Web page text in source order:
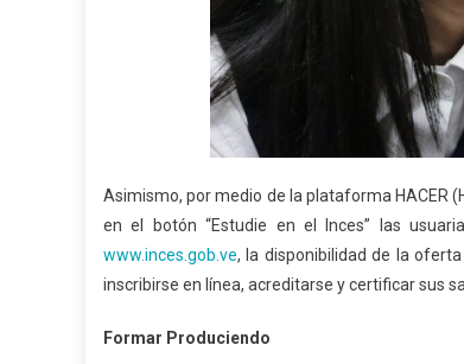
Asimismo, por medio de la plataforma HACER
en el botón “Estudie en el Inces” las
www.inces.gob.ve, la disponibilidad de la
inscribirse en línea, acreditarse y certificar sus
Formar Produciendo